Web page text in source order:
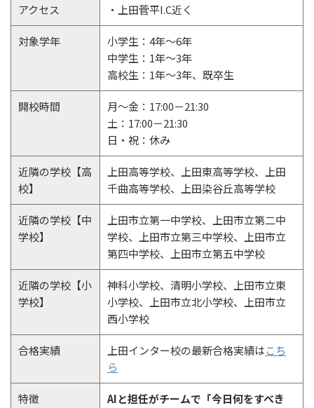
アクセス ・上田菅平I.C近く
対象学年
小学生：4年～6年
中学生：1年～3年
高校生：1年～3年、既卒生
開校時間
月～金：17:00－21:30
土：17:00－21:30
日・祝：休み
近隣の学校【高
校】
上田高等学校、上田東高等学校、上田
千曲高等学校、上田染谷丘高等学校
近隣の学校【中
学校】
上田市立第一中学校、上田市立第二中
学校、上田市立第三中学校、上田市立
第四中学校、上田市立第五中学校
近隣の学校【小
学校】
神科小学校、清明小学校、上田市立東
小学校、上田市立北小学校、上田市立
西小学校
合格実績 上田インター校の最新合格実績はこち
ら
特徴
AIと担任がチームで「今日何をすべき